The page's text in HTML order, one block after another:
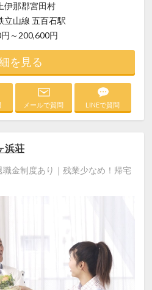
伊那郡宮田村
立山線 五百石駅
～200,600円
を見る
メールで質問 LINEで質問
浜荘
金制度あり｜残業少なめ！帰宅